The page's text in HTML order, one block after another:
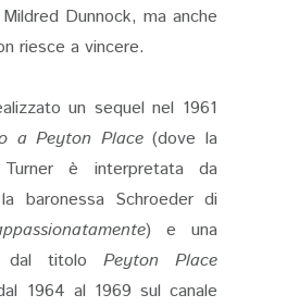
Dunnock, ma anche
riesce a vincere.
un sequel nel 1961
a Peyton Place(dove la
è interpretata da
baronessa Schroeder di
) e una
dal titolo Peyton Place
1964 al 1969 sul canale